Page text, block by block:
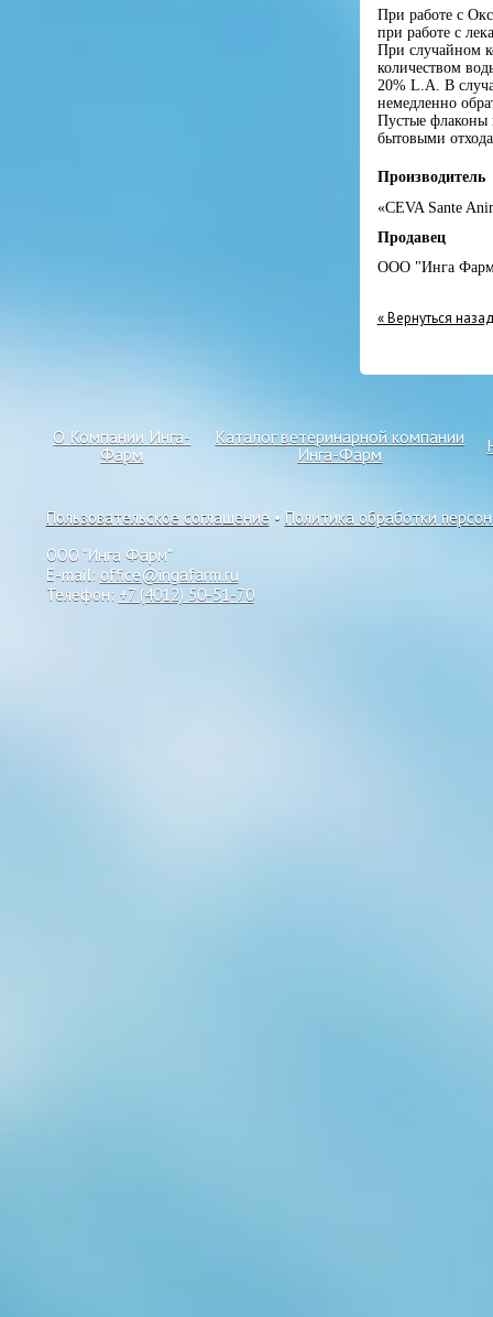
При работе с
при работе с
При случайном
количеством
20% L.А. В
немедленно
Пустые флаконы
бытовыми
Производитель
«CEVA Sante
Продавец
ООО "Инга
« Вернуться
О Компании Инга-
Фарм
Каталог ветеринарной компании
Инга-Фарм
Пользовательское соглашение • Политика обработки
ООО "Инга Фарм"
E-mail: office@ingafarm.ru
Телефон: +7 (4012) 50-51-70